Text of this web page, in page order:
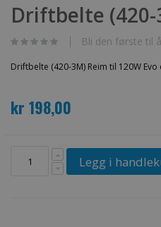
til
begynnelsen
bildegalleri
Driftbelte
Bli den første til
Driftbelte (420-3M) Reim til 120W
kr 198,00
Legg i